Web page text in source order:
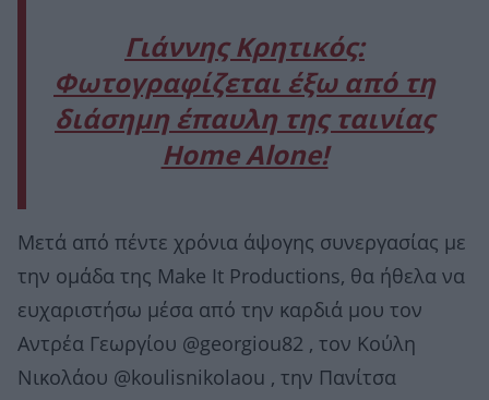
Γιάννης Κρητικός:
Φωτογραφίζεται έξω από τη
διάσημη έπαυλη της ταινίας
Home Alone!
Μετά από πέντε χρόνια άψογης συνεργασίας με
την ομάδα της Make It Productions, θα ήθελα να
ευχαριστήσω μέσα από την καρδιά μου τον
Αντρέα Γεωργίου @georgiou82 , τον Κούλη
Νικολάου @koulisnikolaou , την Πανίτσα